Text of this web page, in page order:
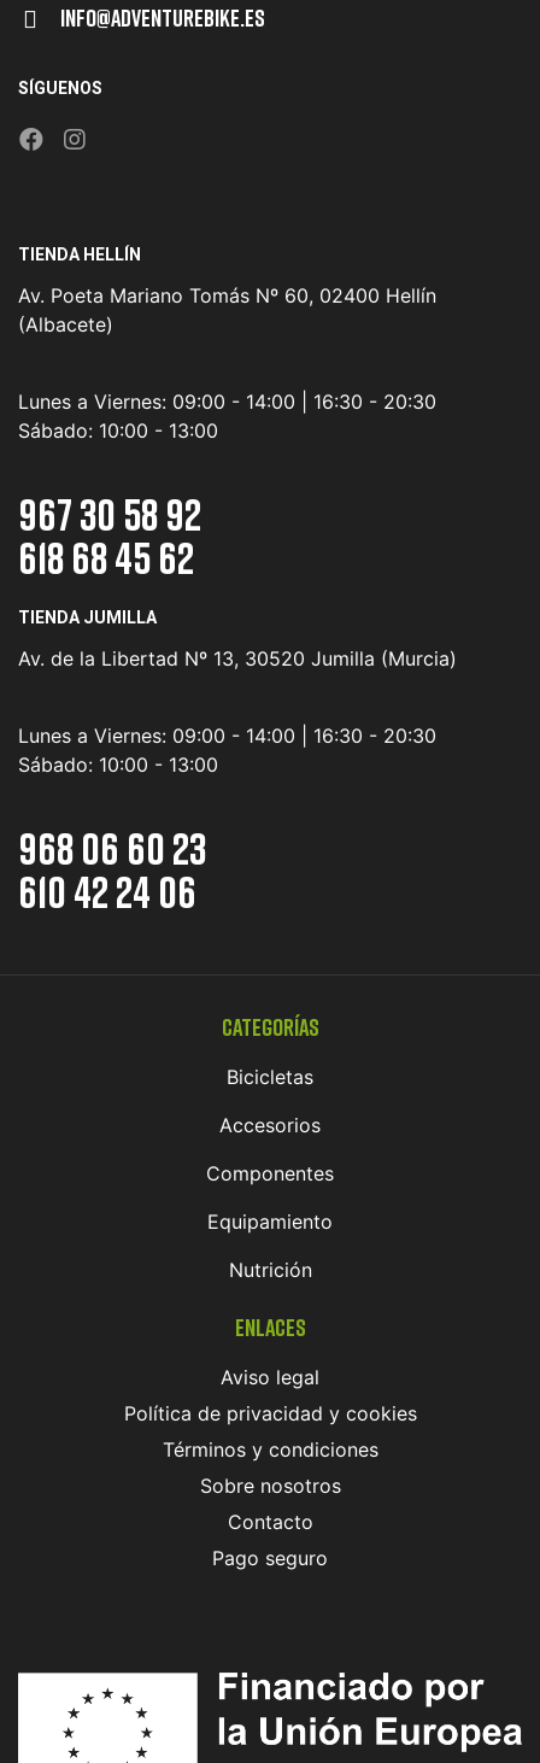
Info@adventurebike.es
SÍGUENOS
TIENDA HELLÍN
Av. Poeta Mariano Tomás Nº 60, 02400 Hellín
(Albacete)
Lunes a Viernes: 09:00 - 14:00 | 16:30 - 20:30
Sábado: 10:00 - 13:00
967 30 58 92
618 68 45 62
TIENDA JUMILLA
Av. de la Libertad Nº 13, 30520 Jumilla (Murcia)
Lunes a Viernes: 09:00 - 14:00 | 16:30 - 20:30
Sábado: 10:00 - 13:00
968 06 60 23
610 42 24 06
Categorías
Bicicletas
Accesorios
Componentes
Equipamiento
Nutrición
Enlaces
Aviso legal
Política de privacidad y cookies
Términos y condiciones
Sobre nosotros
Contacto
Pago seguro